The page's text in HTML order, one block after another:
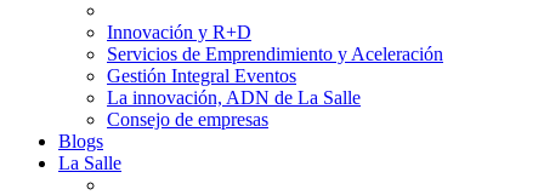
Innovación y R+D
Servicios de Emprendimiento y Aceleración
Gestión Integral Eventos
La innovación, ADN de La Salle
Consejo de empresas
Blogs
La Salle